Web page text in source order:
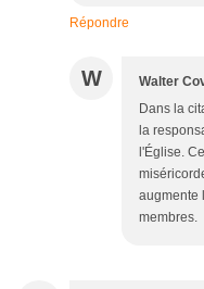
Répondre
W Walter
Dans la
la
l'Église.
augmente
membres.